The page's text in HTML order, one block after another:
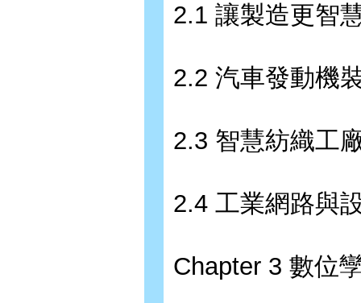
2.1 讓製造更智
2.2 汽車發動機
2.3 智慧紡織工
2.4 工業網路與
Chapter 3 數位